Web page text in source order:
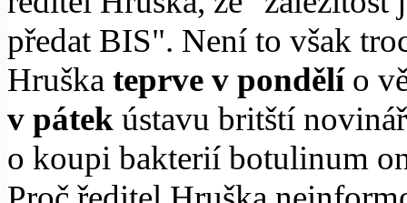
předat BIS". Není to však
Hruška teprve v pondělío
v pátek ústavu britští
o koupi bakterií botulinum